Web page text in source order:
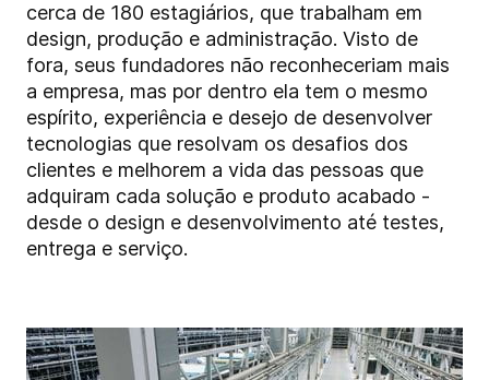
cerca de 180 estagiários, que trabalham em
design, produção e administração. Visto de
fora, seus fundadores não reconheceriam mais
a empresa, mas por dentro ela tem o mesmo
espírito, experiência e desejo de desenvolver
tecnologias que resolvam os desafios dos
clientes e melhorem a vida das pessoas que
adquiram cada solução e produto acabado -
desde o design e desenvolvimento até testes,
entrega e serviço.